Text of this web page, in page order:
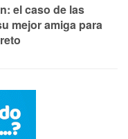
el caso de las
mejor amiga para